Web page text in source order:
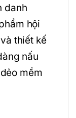
danh
hội
thiết kế
nấu
mềm